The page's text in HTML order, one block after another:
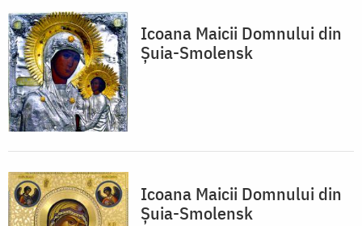
Icoana Maicii Domnului din
Șuia-Smolensk
Icoana Maicii Domnului din
Șuia-Smolensk